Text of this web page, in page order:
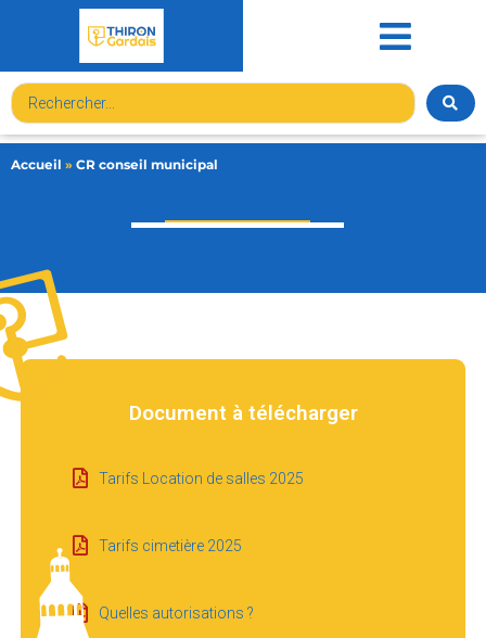
Accueil » CR conseil municipal
Document à télécharger
Tarifs Location de salles 2025
Tarifs cimetière 2025
Quelles autorisations ?